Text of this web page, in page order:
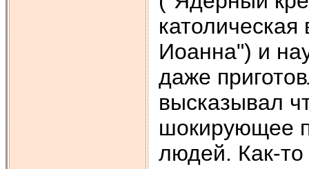
Иоанна") и
даже
высказывал
шокирующее
людей. Как-